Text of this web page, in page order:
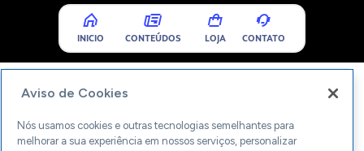
INICIO CONTEÚDOS LOJA CONTATO
Aviso de Cookies
Nós usamos cookies e outras tecnologias semelhantes para
melhorar a sua experiência em nossos serviços, personalizar